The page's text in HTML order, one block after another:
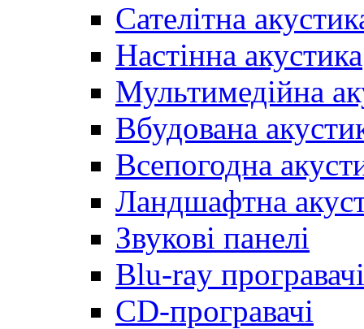
Сателітна
Настінна акустика
Мультимедійна
Вбудована
Всепогодна
Ландшафтна
Звукові панелі
Blu-ray програвачі
CD-програвачі